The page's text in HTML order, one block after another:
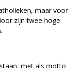
maar voor
zijn twee hoge
met als motto